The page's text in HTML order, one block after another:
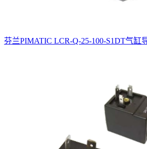
芬兰PIMATIC LCR-Q-25-100-S1DT气缸